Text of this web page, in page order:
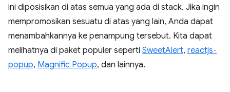
ini diposisikan di atas semua yang ada di stack. Jika ingin
mempromosikan sesuatu di atas yang lain, Anda dapat
menambahkannya ke penampung tersebut. Kita dapat
melihatnya di paket populer seperti SweetAlert, reactjs-
popup, Magnific Popup, dan lainnya.